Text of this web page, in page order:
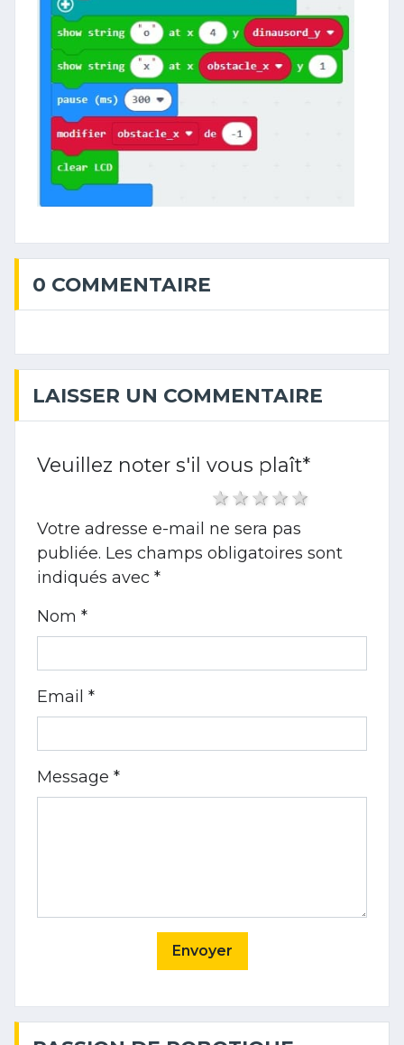
0 COMMENTAIRE
LAISSER UN COMMENTAIRE
Veuillez noter s'il vous plaît*
4 stars
3 stars
2 stars
1 star
Votre adresse e-mail ne sera pas
publiée. Les champs obligatoires sont
indiqués avec *
Nom *
Email *
Message *
Envoyer